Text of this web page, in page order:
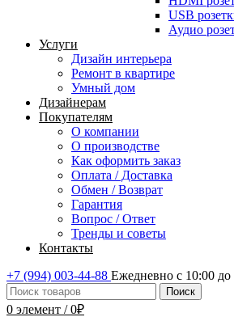
USB
Аудио
Услуги
Дизайн интерьера
Ремонт в квартире
Умный дом
Дизайнерам
Покупателям
О компании
О производстве
Как оформить заказ
Оплата / Доставка
Обмен / Возврат
Гарантия
Вопрос / Ответ
Тренды и советы
Контакты
+7 (994) 003-44-88 Ежедневно с 10:00 до
Поиск
0 элемент / 0₽